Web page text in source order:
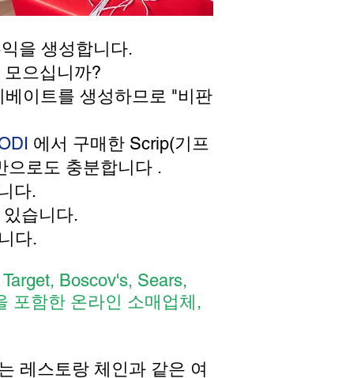
을 생성합니다.
으십니까?
베이트를 생성하므로 "비판
에서 구매한 Scrip(기프
으로도 충분합니다 .
다.
습니다.
다.
Boscov's, Sears,
포함한 온라인 소매업체,
레스토랑 체인과 같은 여